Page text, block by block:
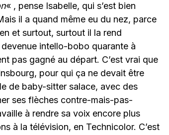
« , pense Isabelle, qui s’est bien
il a quand même eu du nez, parce
et surtout, surtout il la rend
intello-bobo quarante à
pas gagné au départ. C’est vrai que
pour qui ça ne devait être
de baby-sitter salace, avec des
ses flèches contre-mais-pas-
à rendre sa voix encore plus
à la télévision, en Technicolor. C’est